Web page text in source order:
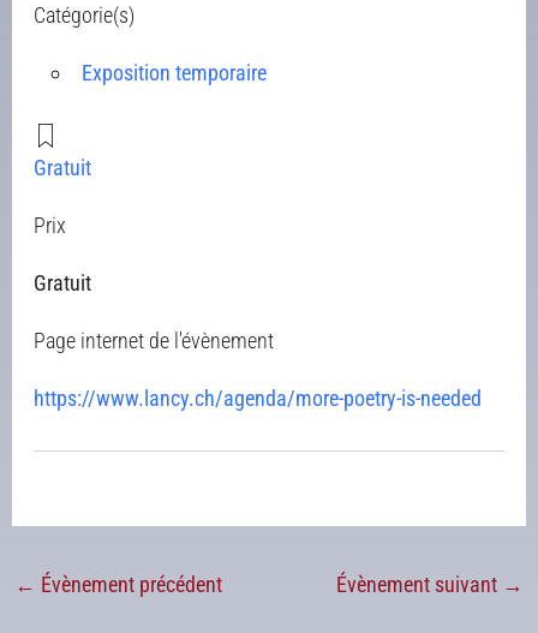
Catégorie(s)
Exposition temporaire
Gratuit
Prix
Gratuit
Page internet de l'évènement
https://www.lancy.ch/agenda/more-poetry-is-needed
← Évènement précédent Évènement suivant →